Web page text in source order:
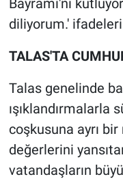
Bayramı'nı
diliyorum.'
TALAS'TA
Talas genelinde
ışıklandırmalarla
coşkusuna ayrı
değerlerini
vatandaşların